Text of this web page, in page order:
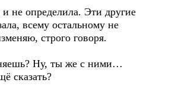
не определила. Эти другие
всему остальному не
строго говоря.
Ну, ты же с ними…
сказать?